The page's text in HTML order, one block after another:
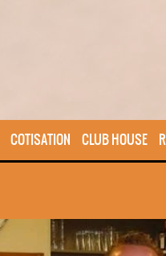
COTISATION CLUB HOUSE